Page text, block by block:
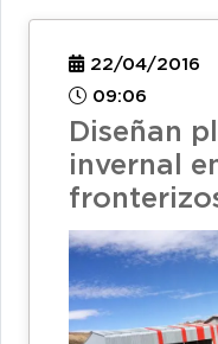
22/04/2016
09:06
Diseñan
invernal